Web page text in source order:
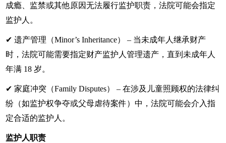
成瘾、监禁或其他原因无法履行监护职责，法院可能会指定
监护人。
✔ 遗产管理（Minor’s Inheritance） – 当未成年人继承财产
时，法院可能需要指定财产监护人管理遗产，直到未成年人
年满 18 岁。
✔ 家庭冲突（Family Disputes） – 在涉及儿童照顾权的法律纠
纷（如监护权争夺或父母虐待案件）中，法院可能会介入指
定合适的监护人。
监护人职责